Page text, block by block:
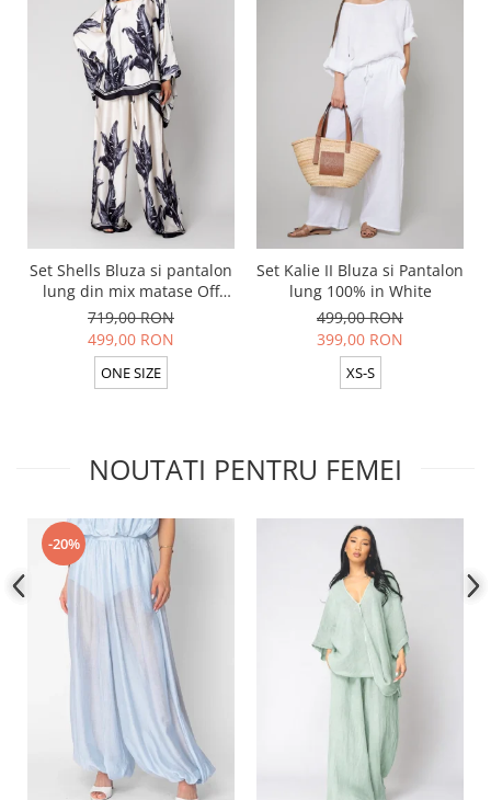
Set Shells Bluza si pantalon
lung din mix matase Off
White/ Black
719,00 RON
499,00 RON
ONE SIZE
Set Kalie II Bluza si Pantalon
lung 100% in White
499,00 RON
399,00 RON
XS-S
NOUTATI PENTRU FEMEI
-20%